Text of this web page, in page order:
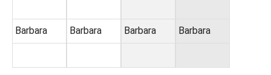
Barbara Barbara Barbara Barbara